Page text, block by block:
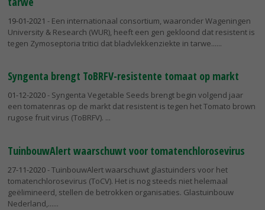
19-01-2021 - Een internationaal consortium, waaronder Wageningen
University & Research (WUR), heeft een gen gekloond dat resistent is
tegen Zymoseptoria tritici dat bladvlekkenziekte in tarwe...
Syngenta brengt ToBRFV-resistente tomaat op markt
01-12-2020- Syngenta Vegetable Seeds brengt begin volgend jaar
een tomatenras op de markt dat resistent is tegen het Tomato brown
rugose fruit virus (ToBRFV).
TuinbouwAlert waarschuwt voor tomatenchlorosevirus
27-11-2020- TuinbouwAlert waarschuwt glastuinders voor het
tomatenchlorosevirus (ToCV). Het is nog steeds niet helemaal
geëlimineerd, stellen de betrokken organisaties. Glastuinbouw
Nederland,...